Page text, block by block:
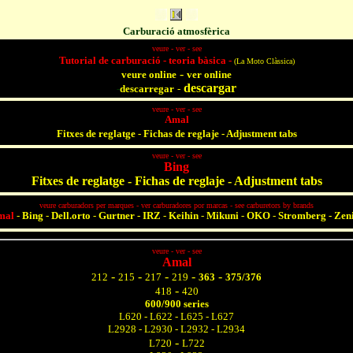
Carburació atmosfèrica
veure - ver - see
Tutorial de carburació - teoria bàsica -(La Moto Clàssica)
veure online - ver online
-descarregar - descargar
veure - ver - see
Amal
Fitxes de reglatge - Fichas de reglaje - Adjustment tabs
veure - ver - see
Bing
Fitxes de reglatge - Fichas de reglaje - Adjustment tabs
veure carburadors per marques - ver carburadores por marcas - see carburetors by brands
- Bing - Dell.orto - Gurtner - IRZ - Keihin - Mikuni - OKO - Stromberg -
veure - ver - see
Amal
212 - 215 - 217 - 219 - 363 - 375/376
418 - 420
600/900 series
L620 - L622 - L625 - L627
L2928 - L2930 - L2932 - L2934
L720 - L722